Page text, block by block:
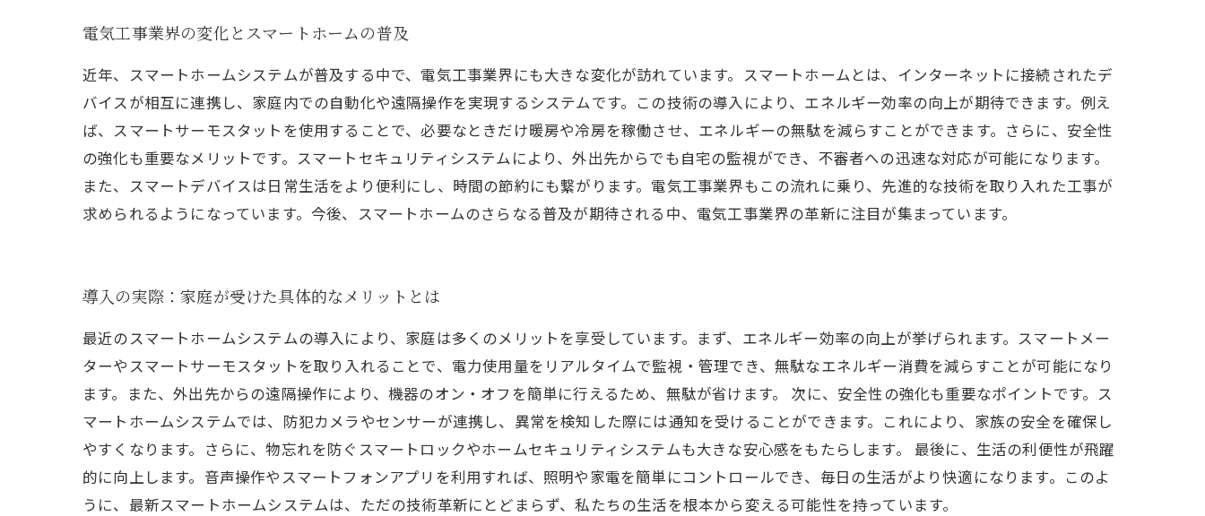
電気工事業界の変化とスマートホームの普及
近年、スマートホームシステムが普及する中で、電気工事業界にも大きな変化が訪れています。スマートホームとは、インターネットに接続されたデ
バイスが相互に連携し、家庭内での自動化や遠隔操作を実現するシステムです。この技術の導入により、エネルギー効率の向上が期待できます。例え
ば、スマートサーモスタットを使用することで、必要なときだけ暖房や冷房を稼働させ、エネルギーの無駄を減らすことができます。さらに、安全性
の強化も重要なメリットです。スマートセキュリティシステムにより、外出先からでも自宅の監視ができ、不審者への迅速な対応が可能になります。
また、スマートデバイスは日常生活をより便利にし、時間の節約にも繋がります。電気工事業界もこの流れに乗り、先進的な技術を取り入れた工事が
求められるようになっています。今後、スマートホームのさらなる普及が期待される中、電気工事業界の革新に注目が集まっています。
導入の実際：家庭が受けた具体的なメリットとは
最近のスマートホームシステムの導入により、家庭は多くのメリットを享受しています。まず、エネルギー効率の向上が挙げられます。スマートメー
ターやスマートサーモスタットを取り入れることで、電力使用量をリアルタイムで監視・管理でき、無駄なエネルギー消費を減らすことが可能になり
ます。また、外出先からの遠隔操作により、機器のオン・オフを簡単に行えるため、無駄が省けます。 次に、安全性の強化も重要なポイントです。ス
マートホームシステムでは、防犯カメラやセンサーが連携し、異常を検知した際には通知を受けることができます。これにより、家族の安全を確保し
やすくなります。さらに、物忘れを防ぐスマートロックやホームセキュリティシステムも大きな安心感をもたらします。 最後に、生活の利便性が飛躍
的に向上します。音声操作やスマートフォンアプリを利用すれば、照明や家電を簡単にコントロールでき、毎日の生活がより快適になります。このよ
うに、最新スマートホームシステムは、ただの技術革新にとどまらず、私たちの生活を根本から変える可能性を持っています。